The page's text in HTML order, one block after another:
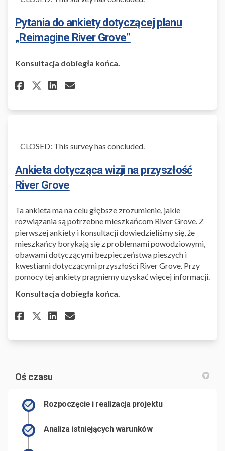
Pytania do ankiety dotyczącej planu
„Reimagine River Grove”
Konsultacja dobiegła końca.
Share Pytania do ankiety
Share Pytania do ankiety
Share Pytania do
Email Pytania do
CLOSED: This survey has concluded.
Ankieta dotycząca wizji na przyszłość
River Grove
Ta ankieta ma na celu głębsze zrozumienie, jakie
rozwiązania są potrzebne mieszkańcom River Grove. Z
pierwszej ankiety i konsultacji dowiedzieliśmy się, że
mieszkańcy borykają się z problemami powodziowymi,
obawami dotyczącymi bezpieczeństwa pieszych i
kwestiami dotyczącymi przyszłości River Grove. Przy
pomocy tej ankiety pragniemy uzyskać więcej informacji.
Konsultacja dobiegła końca.
Share Ankieta dotycząca wizji
Share Ankieta dotycząca
Share Ankieta dotycząca
Email Ankieta
Oś czasu
Rozpoczęcie i realizacja projektu
Analiza istniejących warunków